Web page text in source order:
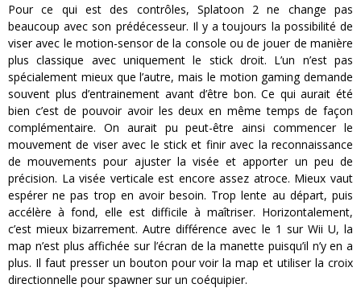
Pour ce qui est des contrôles, Splatoon 2 ne change pas
beaucoup avec son prédécesseur. Il y a toujours la possibilité de
viser avec le motion-sensor de la console ou de jouer de manière
plus classique avec uniquement le stick droit. L’un n’est pas
spécialement mieux que l’autre, mais le motion gaming demande
souvent plus d’entrainement avant d’être bon. Ce qui aurait été
bien c’est de pouvoir avoir les deux en même temps de façon
complémentaire. On aurait pu peut-être ainsi commencer le
mouvement de viser avec le stick et finir avec la reconnaissance
de mouvements pour ajuster la visée et apporter un peu de
précision. La visée verticale est encore assez atroce. Mieux vaut
espérer ne pas trop en avoir besoin. Trop lente au départ, puis
accélère à fond, elle est difficile à maîtriser. Horizontalement,
c’est mieux bizarrement. Autre différence avec le 1 sur Wii U, la
map n’est plus affichée sur l’écran de la manette puisqu’il n’y en a
plus. Il faut presser un bouton pour voir la map et utiliser la croix
directionnelle pour spawner sur un coéquipier.